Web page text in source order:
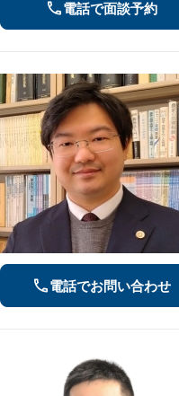
電話で面談予約
電話でお問い合わせ